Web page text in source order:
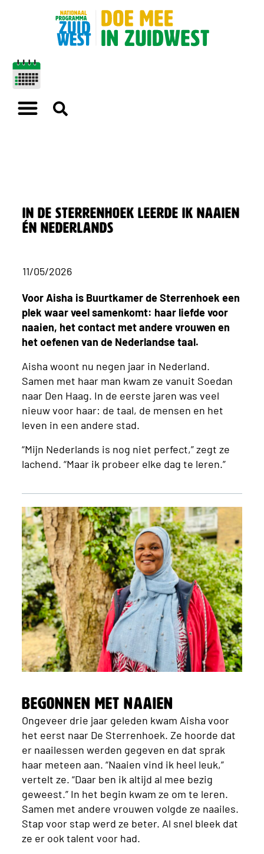
In De Sterrenhoek leerde ik naaien
én Nederlands
11/05/2026
Voor Aisha is Buurtkamer de Sterrenhoek een
plek waar veel samenkomt: haar liefde voor
naaien, het contact met andere vrouwen en
het oefenen van de Nederlandse taal.
Aisha woont nu negen jaar in Nederland.
Samen met haar man kwam ze vanuit Soedan
naar Den Haag. In de eerste jaren was veel
nieuw voor haar: de taal, de mensen en het
leven in een andere stad.
“Mijn Nederlands is nog niet perfect,” zegt ze
lachend. “Maar ik probeer elke dag te leren.”
Begonnen met naaien
Ongeveer drie jaar geleden kwam Aisha voor
het eerst naar De Sterrenhoek. Ze hoorde dat
er naailessen werden gegeven en dat sprak
haar meteen aan. “Naaien vind ik heel leuk,”
vertelt ze. “Daar ben ik altijd al mee bezig
geweest.” In het begin kwam ze om te leren.
Samen met andere vrouwen volgde ze naailes.
Stap voor stap werd ze beter. Al snel bleek dat
ze er ook talent voor had.